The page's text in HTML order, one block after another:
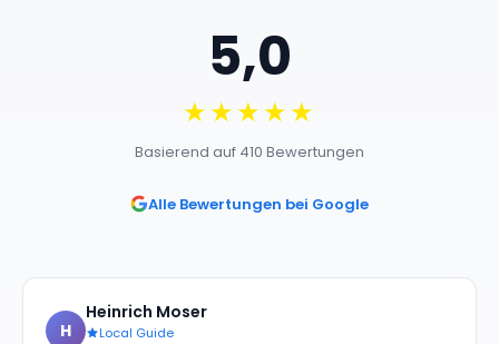
5,0
★★★★★
Basierend auf 410 Bewertungen
Alle Bewertungen bei Google
H
Heinrich Moser
Local Guide